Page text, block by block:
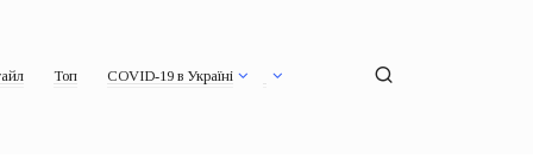
Топ COVID-19 в Україні